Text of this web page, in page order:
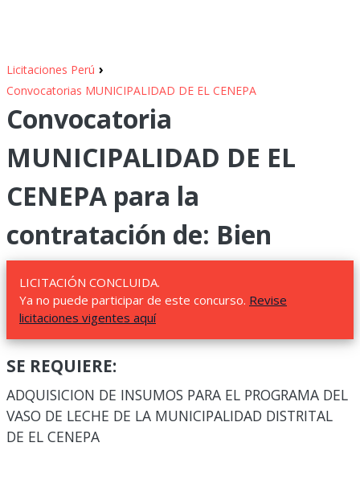
Licitaciones Perú ›
Convocatorias MUNICIPALIDAD DE EL CENEPA
Convocatoria
MUNICIPALIDAD DE EL
CENEPA para la
contratación de: Bien
LICITACIÓN CONCLUIDA.
Ya no puede participar de este concurso. Revise
licitaciones vigentes aquí
SE REQUIERE:
ADQUISICION DE INSUMOS PARA EL PROGRAMA DEL
VASO DE LECHE DE LA MUNICIPALIDAD DISTRITAL
DE EL CENEPA